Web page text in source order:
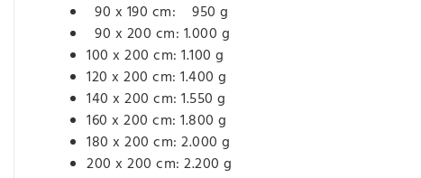
90 x 190 cm: 950 g
90 x 200 cm: 1.000 g
100 x 200 cm: 1.100 g
120 x 200 cm: 1.400 g
140 x 200 cm: 1.550 g
160 x 200 cm: 1.800 g
180 x 200 cm: 2.000 g
200 x 200 cm: 2.200 g